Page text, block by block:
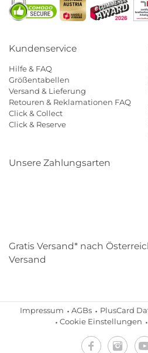
Kundenservice
Hilfe & FAQ
Größentabellen
Versand & Lieferung
Retouren & Reklamationen FAQ
Click & Collect
Click & Reserve
Unsere Zahlungsarten
Gratis Versand* nach
Versand
Impressum AGBs PlusCard
Cookie Einstellungen